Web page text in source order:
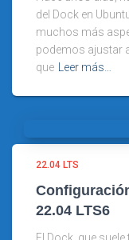
del Dock en
muchos más
podemos ajustar
que
Leer más…
22.04 LTS
22.04 LTS6